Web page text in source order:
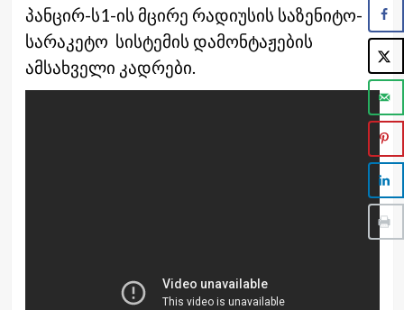
პანცირ-ს1-ის მცირე რადიუსის საზენიტო-
სარაკეტო სისტემის დამონტაჟების
ამსახველი კადრები.